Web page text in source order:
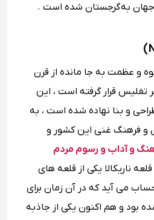
جهان به گرجستان شده است .
و عظمت به جا مانده از قرن
قرار گرفته است ، این
و بنا نهاده شده است ، به
و فرهنگ غنی این کشور و
و آداب و رسوم مردم
ناریکالا یکی از قلعه‌ های
می ‌آید که در آن زمان برای
بود و هم اکنون یکی از جاذبه